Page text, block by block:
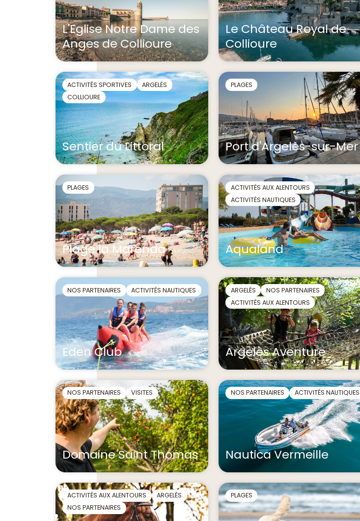
L'Eglise Notre Dame des
Anges de Collioure
Le Château Royal de
Collioure
ACTIVITÉS SPORTIVES
ARGELÈS
COLLIOURE
Sentier du Littoral
PLAGES
Port d'Argelès-sur-Mer
PLAGES
Plage la Marenda
ACTIVITÉS AUX ALENTOURS
ACTIVITÉS NAUTIQUES
Aqualand
NOS PARTENAIRES ACTIVITÉS NAUTIQUES
Eden Club
ARGELÈS
NOS PARTENAIRES
ACTIVITÉS AUX ALENTOURS
Argelès Aventure
NOS PARTENAIRES VISITES
Domaine Saint Thomas
NOS PARTENAIRES ACTIVITÉS NAUTIQUES
Nautica Vermeille
ACTIVITÉS AUX ALENTOURS
ARGELÈS
NOS PARTENAIRES
PLAGES